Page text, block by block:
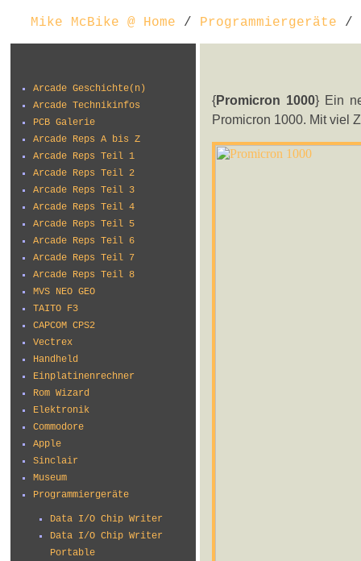
Mike McBike @ Home / Programmiergeräte /
Arcade Geschichte(n)
Arcade Technikinfos
PCB Galerie
Arcade Reps A bis Z
Arcade Reps Teil 1
Arcade Reps Teil 2
Arcade Reps Teil 3
Arcade Reps Teil 4
Arcade Reps Teil 5
Arcade Reps Teil 6
Arcade Reps Teil 7
Arcade Reps Teil 8
MVS NEO GEO
TAITO F3
CAPCOM CPS2
Vectrex
Handheld
Einplatinenrechner
Rom Wizard
Elektronik
Commodore
Apple
Sinclair
Museum
Programmiergeräte
Data I/O Chip Writer
Data I/O Chip Writer
Portable
{Promicron 1000} Ein
Promicron 1000. Mit viel